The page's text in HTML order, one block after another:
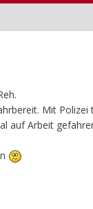
Mit Polizei
auf Arbeit